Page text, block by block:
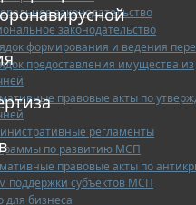
законодательство
законодательство
формирования и ведения
предоставления имущества из
правовые акты по
регламенты
по развитию МСП
правовые акты по
поддержки субъектов МСП
для бизнеса